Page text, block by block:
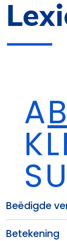
AB
KL
SU
Beëdigde
Betekening